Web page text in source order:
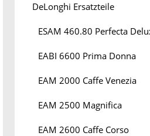
DeLonghi Ersatzteile
ESAM 460.80 Perfecta
EABI 6600 Prima Donna
EAM 2000 Caffe Venezia
EAM 2500 Magnifica
EAM 2600 Caffe Corso